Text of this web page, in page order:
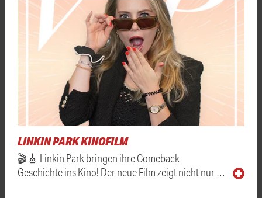
LINKIN PARK KINOFILM
🎬🎸 Linkin Park bringen ihre Comeback-
Geschichte ins Kino! Der neue Film zeigt nicht nur …